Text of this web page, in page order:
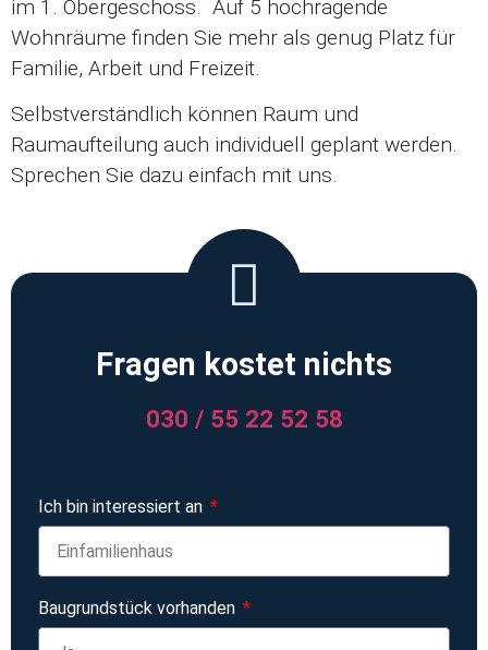
im 1. Obergeschoss. Auf 5 hochragende
Wohnräume finden Sie mehr als genug Platz für
Familie, Arbeit und Freizeit.
Selbstverständlich können Raum und
Raumaufteilung auch individuell geplant werden.
Sprechen Sie dazu einfach mit uns.
Fragen kostet nichts
030 / 55 22 52 58
Ich bin interessiert an
Baugrundstück vorhanden